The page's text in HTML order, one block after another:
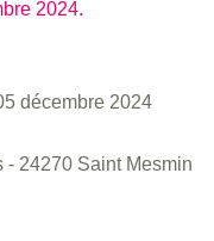
2024.
décembre 2024
- 24270 Saint Mesmin